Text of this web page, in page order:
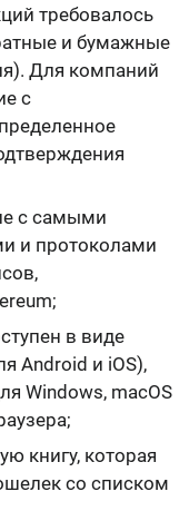
требовалось
и бумажные
Для компаний
с
с самыми
и протоколами
в виде
Android и iOS),
Windows, macOS
книгу, которая
со списком